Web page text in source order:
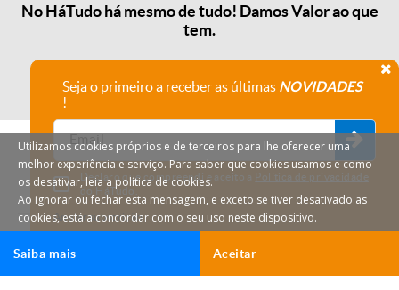
No HáTudo há mesmo de tudo! Damos Valor ao que
tem.
Seja o primeiro a receber as últimas NOVIDADES
!
Declaro que compreendi e aceito a Política de privacidade
do HáTudo.
Anular subscrição
Utilizamos cookies próprios e de terceiros para lhe oferecer uma
melhor experiência e serviço. Para saber que cookies usamos e como
os desativar, leia a política de cookies.
Ao ignorar ou fechar esta mensagem, e exceto se tiver desativado as
cookies, está a concordar com o seu uso neste dispositivo.
Aceitar
Saiba mais